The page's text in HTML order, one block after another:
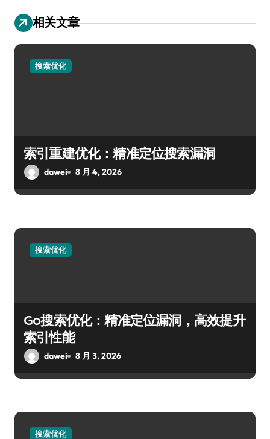
相关文章
搜索优化
索引重建优化：精准定位搜索漏洞
dawei 8 月 4, 2026
搜索优化
Go搜索优化：精准定位漏洞，高效提升
索引性能
dawei 8 月 3, 2026
搜索优化